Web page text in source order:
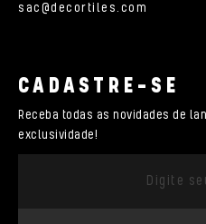
sac@decortiles.com
CADASTRE-SE
Receba todas as novidades de
exclusividade!